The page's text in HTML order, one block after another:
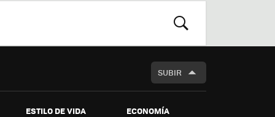
BUSCAR
SUBIR
ESTILO DE VIDA
ECONOMÍA